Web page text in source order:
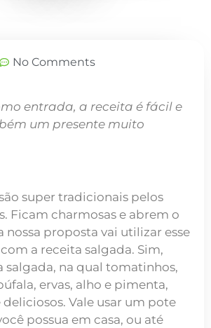
No Comments
entrada, a receita é fácil e
um presente muito
super tradicionais pelos
Ficam charmosas e abrem o
nossa proposta vai utilizar esse
a receita salgada. Sim,
salgada, na qual tomatinhos,
ervas, alho e pimenta,
Vale usar um pote
possua em casa, ou até